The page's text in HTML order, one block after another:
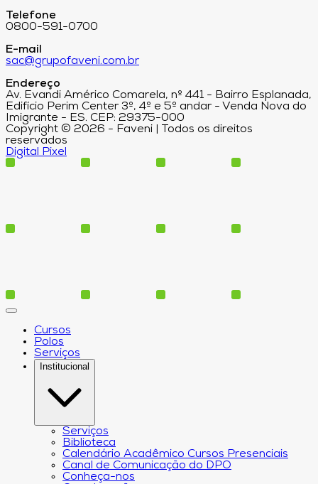
Telefone
0800-591-0700
E-mail
sac@grupofaveni.com.br
Endereço
Av. Evandi Américo Comarela, nº 441 - Bairro Esplanada,
Edifício Perim Center 3º, 4º e 5º andar - Venda Nova do
Imigrante - ES. CEP: 29375-000
Copyright © 2026 - Faveni | Todos os direitos
reservados
Digital Pixel
Cursos
Polos
Serviços
Institucional
Serviços
Biblioteca
Calendário Acadêmico Cursos Presenciais
Canal de Comunicação do DPO
Conheça-nos